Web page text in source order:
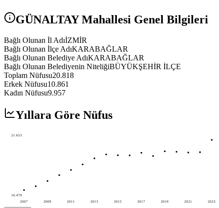
GÜNALTAYMahallesi Genel Bilgileri
Bağlı Olunan İl AdıİZMİR
Bağlı Olunan İlçe AdıKARABAĞLAR
Bağlı Olunan Belediye AdıKARABAĞLAR
Bağlı Olunan Belediyenin NiteliğiBÜYÜKŞEHİR İLÇE
Toplam Nüfusu20.818
Erkek Nüfusu10.861
Kadın Nüfusu9.957
Yıllara Göre Nüfus
2007 2009 2011 2013 2015 2017 2019 2021 2023
21.653
16.479